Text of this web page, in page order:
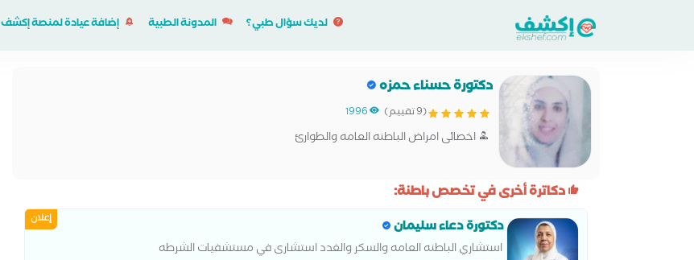
لديك سؤال طبي؟ المدونة الطبية إضافة عيادة لمنصة إكشف
دكتورة حسناء حمزه
(9 تقييم) 1996
اخصائى امراض الباطنه العامه والطوارئ
دكاترة أخرى في تخصص باطنة:
إعلان دكتورة دعاء سليمان
استشاري الباطنه العامه والسكر والغدد استشارى في مستشفيات الشرطه